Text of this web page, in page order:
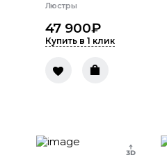
Люстры
47 900₽
Купить в 1 клик